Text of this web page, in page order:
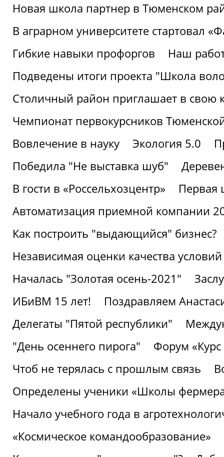
Новая школа партнер в Тюменском
В аграрном университете стартовал
Гибкие навыки профоргов
Наш
Подведены итоги проекта "Школа
Столичный район приглашает в свою
Чемпионат первокурсников
Вовлечение в науку
Экология 5.0
Победила "Не выставка шуб"
В гости в «Россельхозцентр»
Первая
Автоматизация приемной компании
Как построить "выдающийся" бизнес?
Независимая оценки качества
Началась "Золотая осень-2021"
ИБиВМ 15 лет!
Поздравляем
Делегаты "Пятой республики"
"День осеннего пирога"
Форум «Курс
Чтоб не терялась с прошлым связь
Определены ученики «Школы
Начало учебного года в
«Космическое командообразование»